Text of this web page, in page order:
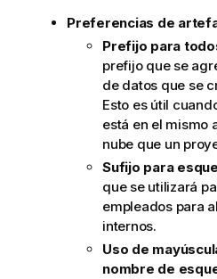
a
Preferencias de
Prefijo para
prefijo que se
de datos que se
Esto es útil
está en el mismo
nube que un
Sufijo para
que se utilizará
empleados para
internos.
Uso de
nombre de